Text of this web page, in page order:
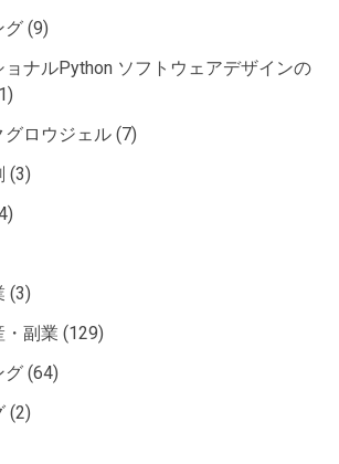
グ (9)
ョナルPython ソフトウェアデザインの
ロウジェル (7)
(3)
(3)
・副業 (129)
グ (64)
(2)